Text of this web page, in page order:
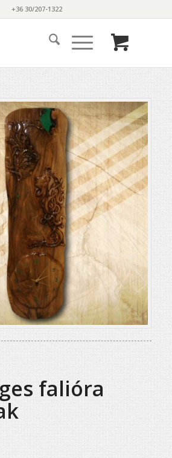
+36 30/207-1322
falióra